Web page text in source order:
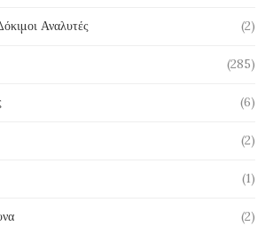
Αναλυτές (2)
(285)
(6)
(2)
(1)
(2)